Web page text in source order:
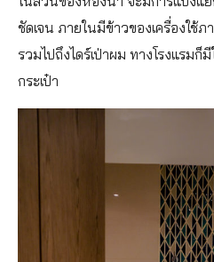
ชัดเจน ภายในมีข้าวของเครื่องใช้
รวมไปถึงไดร์เป่าผม ทางโรงแรม
กระเป๋า